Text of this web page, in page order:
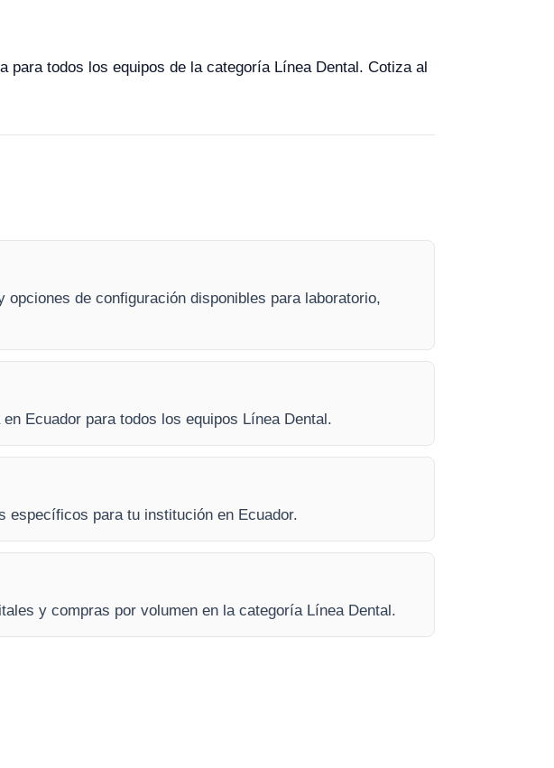
todos los equipos de la categoría Línea Dental. Cotiza al
de configuración disponibles para laboratorio,
Ecuador para todos los equipos Línea Dental.
para tu institución en Ecuador.
y compras por volumen en la categoría Línea Dental.